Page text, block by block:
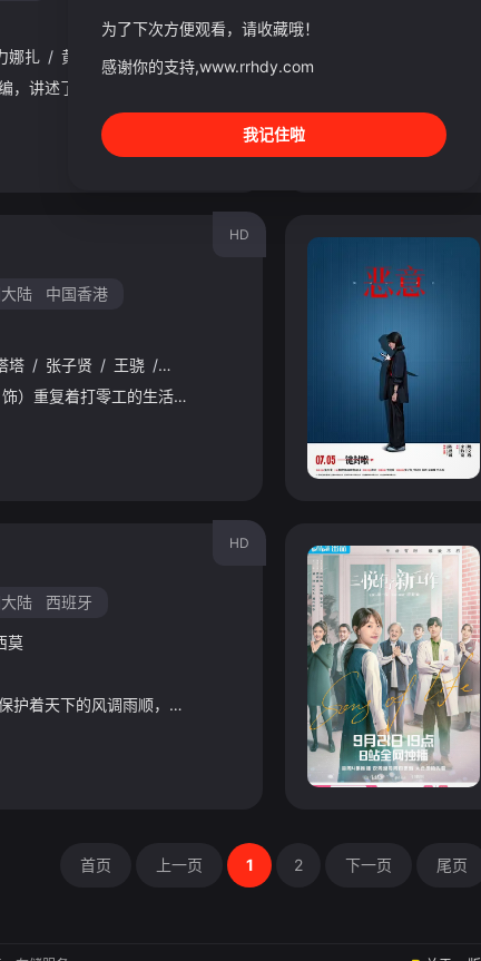
娜扎 / 黄小蕾 / 王迅 / 杨恩又 印小天
HD
陆 中国香港
塔 / 张子贤 / 王骁 / 张佳宁
李晓川
女孩赵小满（张子枫 饰）重复着打零工的生活，一只流浪狗（塔塔 饰）的闯入让她逐渐放下家庭伤痛，形影不离的朝夕相处温暖了同样孤独的两个灵魂。当告别无可避免，还要养它吗？小满选择用行动坦然做出回应——我要
HD
陆 西班牙
莫
自古相传，应龙一族保护着天下的风调雨顺，守龙者和他们命运相连，守护着自然与和平。然而现世却仅剩被囚禁的两条龙，与最后一个守龙者——萍。为了拯救误入龙窟的仓鼠伙伴花花，萍铤而走险深入洞穴，与丹紫、露雨的
首页 上一页 1 2 下一页 尾页
为了下次方便观看，请收藏哦！
感谢你的支持,www.rrhdy.com
我记住啦